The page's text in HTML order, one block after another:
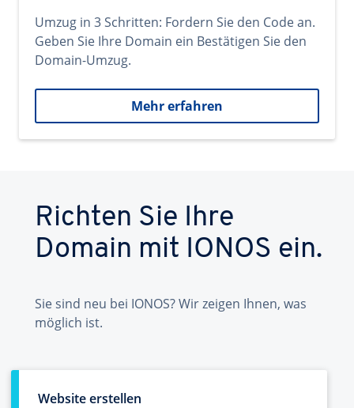
Umzug in 3 Schritten: Fordern Sie den Code an.
Geben Sie Ihre Domain ein Bestätigen Sie den
Domain-Umzug.
Mehr erfahren
Richten Sie Ihre
Domain mit IONOS ein.
Sie sind neu bei IONOS? Wir zeigen Ihnen, was
möglich ist.
Website erstellen